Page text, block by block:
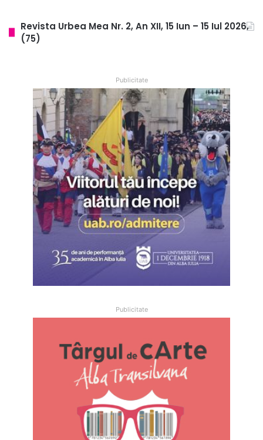
Revista Urbea Mea Nr. 2, An XII, 15 Iun – 15 Iul 2026,
(75)
Publicitate
Publicitate